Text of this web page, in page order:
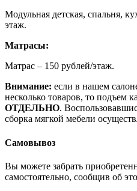
Модульная детская, спальня,
этаж.
Матрасы:
Матрас – 150 рублей/этаж.
Внимание: если в нашем
несколько товаров, то подъем
ОТДЕЛЬНО.
сборка мягкой мебели
Самовывоз
Вы можете забрать
самостоятельно, сообщив об